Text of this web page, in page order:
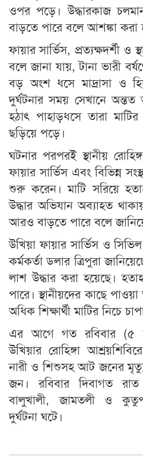
ওপর পড়ে। উদ্ধারকাজ
বাড়তে পারে বলে আশঙ্কা করা
ফায়ার সার্ভিস, প্রত্যক্ষদর্শী ও
বলে জানা যায়, টানা ভারী
বড় অংশ ধসে মাদ্রাসা ও
দুর্ঘটনার সময় সেখানে অন্তত
হঠাৎ পাহাড়ধসে তারা
ছড়িয়ে পড়ে।
ঘটনার পরপরই স্থানীয়
ফায়ার সার্ভিস এবং বিভিন্ন
শুরু করেন। মাটি সরিয়ে
উদ্ধার অভিযান অব্যাহত
আরও বাড়তে পারে বলে
উখিয়া ফায়ার সার্ভিস ও
কর্মকর্তা ডলার ত্রিপুরা
লাশ উদ্ধার করা হয়েছে।
পারে। স্থানীয়দের কাছে
অধিক শিক্ষার্থী মাটির নিচে
এর আগে গত রবিবার (৫
উখিয়ার রোহিঙ্গা
নারী ও শিশুসহ আট জনের
জন। রবিবার দিবাগত
বালুখালী, জামতলী ও
দুর্ঘটনা ঘটে।